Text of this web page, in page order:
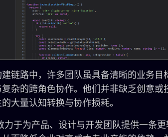
链路中，许多团队虽具备清晰的业务
杂的跨角色协作。他们并非缺乏创意
大量认知转换与协作损耗。
力于为产品、设计与开发团队提供一条